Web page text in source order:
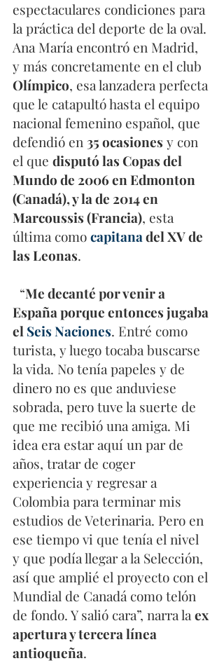
espectaculares condiciones para
la práctica del deporte de la oval.
Ana María encontró en Madrid,
y más concretamente en el club
Olímpico, esa lanzadera perfecta
que le catapultó hasta el equipo
nacional femenino español, que
defendió en 35 ocasiones y con
el que disputó las Copas del
Mundo de 2006 en Edmonton
(Canadá), y la de 2014 en
Marcoussis (Francia), esta
última como capitana del XV de
las Leonas.
  “
Me decanté por venir a
España porque entonces jugaba
el Seis Naciones. Entré como
turista, y luego tocaba buscarse
la vida. No tenía papeles y de
dinero no es que anduviese
sobrada, pero tuve la suerte de
que me recibió una amiga. Mi
idea era estar aquí un par de
años, tratar de coger
experiencia y regresar a
Colombia para terminar mis
estudios de Veterinaria. Pero en
ese tiempo vi que tenía el nivel
y que podía llegar a la Selección,
así que amplié el proyecto con el
Mundial de Canadá como telón
de fondo. Y salió cara”, narra la ex
apertura y tercera línea
antioqueña.